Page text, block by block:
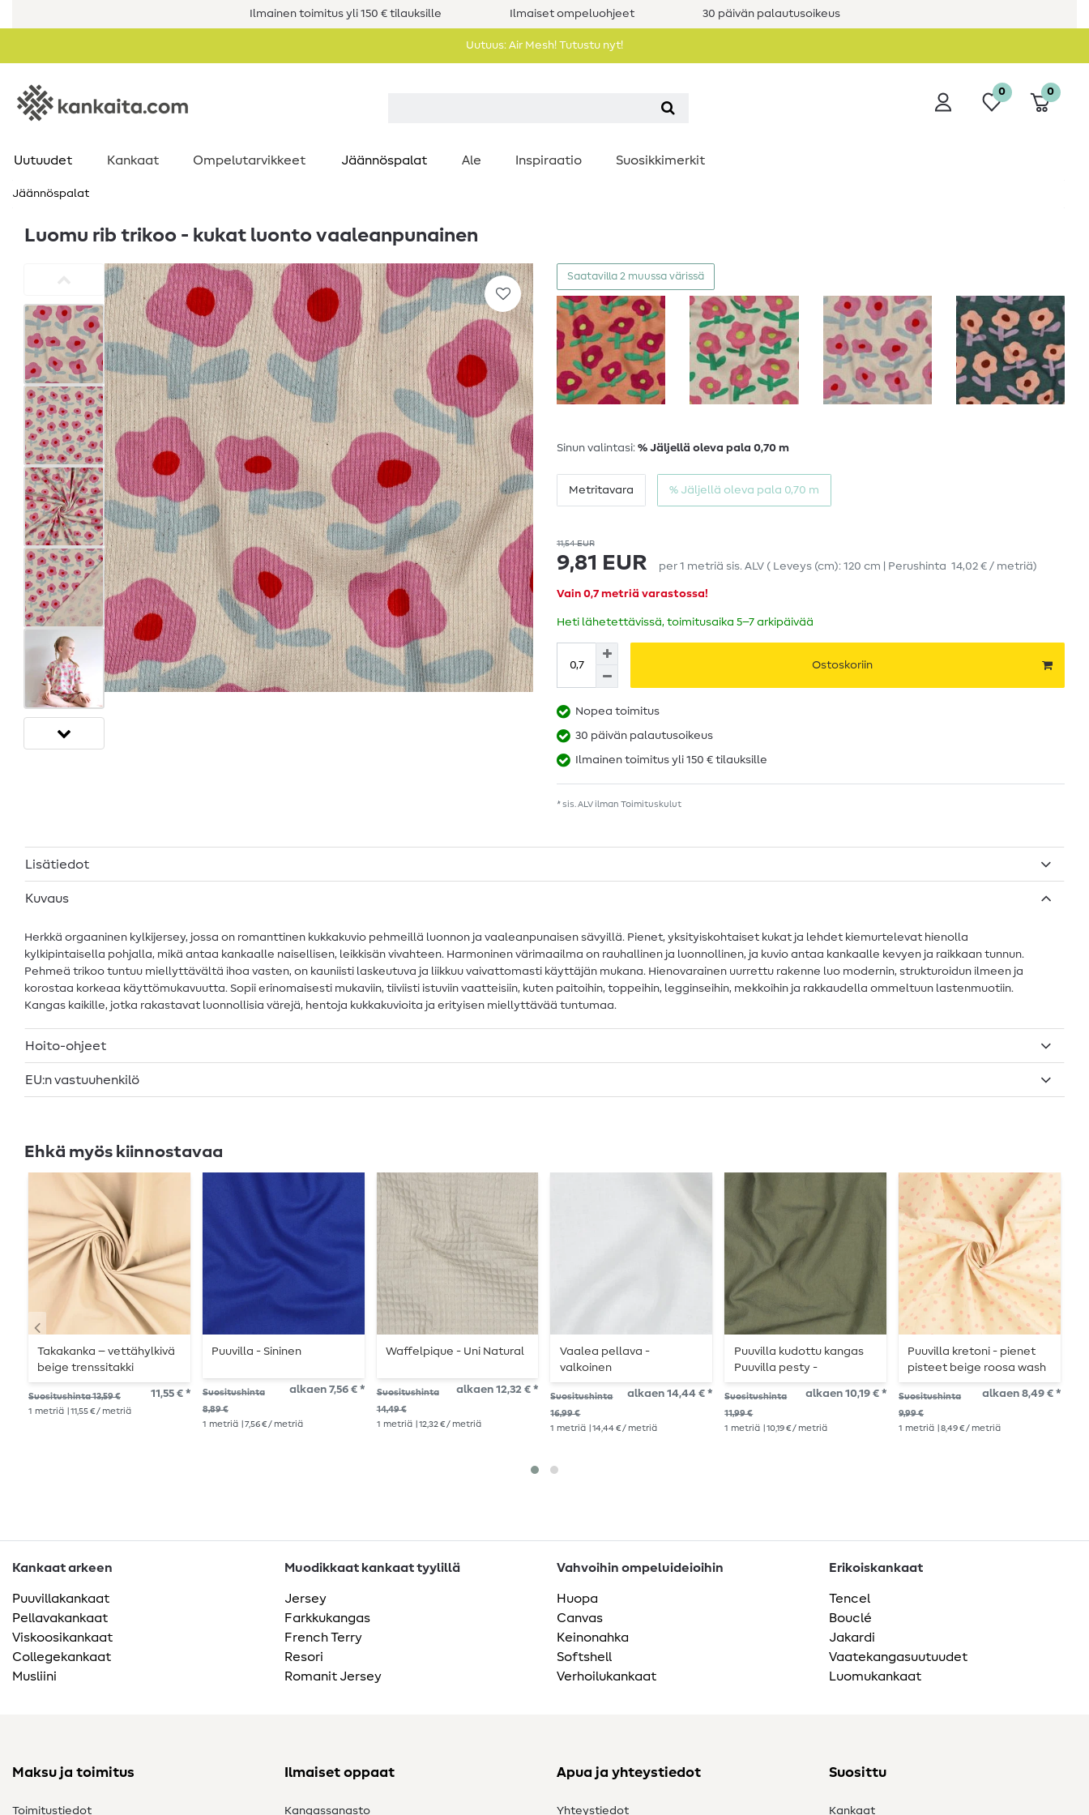
Ilmainen toimitus yli 150 € tilauksille Ilmaiset ompeluohjeet 30 päivän palautusoikeus
Uutuus: Air Mesh! Tutustu nyt!
0 0
Uutuudet Kankaat Ompelutarvikkeet Jäännöspalat Ale Inspiraatio Suosikkimerkit
Jäännöspalat
Luomu rib trikoo - kukat luonto vaaleanpunainen
Saatavilla 2 muussa värissä
Sinun valintasi: % Jäljellä oleva pala 0,70 m
Metritavara % Jäljellä oleva pala 0,70 m
11,54 EUR
9,81 EUR per 1 metriä sis. ALV ( Leveys (cm): 120 cm | Perushinta 14,02 € / metriä)
Vain 0,7 metriä varastossa!
Heti lähetettävissä, toimitusaika 5–7 arkipäivää
Ostoskoriin
Nopea toimitus
30 päivän palautusoikeus
Ilmainen toimitus yli 150 € tilauksille
* sis. ALV ilman Toimituskulut
Lisätiedot
Kuvaus
Herkkä orgaaninen kylkijersey, jossa on romanttinen kukkakuvio pehmeillä luonnon ja vaaleanpunaisen sävyillä. Pienet, yksityiskohtaiset kukat ja lehdet kiemurtelevat hienolla
kylkipintaisella pohjalla, mikä antaa kankaalle naisellisen, leikkisän vivahteen. Harmoninen värimaailma on rauhallinen ja luonnollinen, ja kuvio antaa kankaalle kevyen ja raikkaan tunnun.
Pehmeä trikoo tuntuu miellyttävältä ihoa vasten, on kauniisti laskeutuva ja liikkuu vaivattomasti käyttäjän mukana. Hienovarainen uurrettu rakenne luo modernin, strukturoidun ilmeen ja
korostaa korkeaa käyttömukavuutta. Sopii erinomaisesti mukaviin, tiiviisti istuviin vaatteisiin, kuten paitoihin, toppeihin, legginseihin, mekkoihin ja rakkaudella ommeltuun lastenmuotiin.
Kangas kaikille, jotka rakastavat luonnollisia värejä, hentoja kukkakuvioita ja erityisen miellyttävää tuntumaa.
Hoito-ohjeet
EU:n vastuuhenkilö
Ehkä myös kiinnostavaa
Takakanka – vettähylkivä
beige trenssitakki
Suositushinta 13,59 € 11,55 € *
1 metriä | 11,55 € / metriä
Puuvilla - Sininen
Suositushinta
8,89 €
alkaen 7,56 € *
1 metriä | 7,56 € / metriä
Waffelpique - Uni Natural
Suositushinta
14,49 €
alkaen 12,32 € *
1 metriä | 12,32 € / metriä
Vaalea pellava -
valkoinen
Suositushinta
16,99 €
alkaen 14,44 € *
1 metriä | 14,44 € / metriä
Puuvilla kudottu kangas
Puuvilla pesty -
yksivärinen armeijan
vihreä
Suositushinta
11,99 €
alkaen 10,19 € *
1 metriä | 10,19 € / metriä
Puuvilla kretoni - pienet
pisteet beige roosa wash
Suositushinta
9,99 €
alkaen 8,49 € *
1 metriä | 8,49 € / metriä
Kankaat arkeen
Puuvillakankaat
Pellavakankaat
Viskoosikankaat
Collegekankaat
Musliini
Muodikkaat kankaat tyylillä
Jersey
Farkkukangas
French Terry
Resori
Romanit Jersey
Vahvoihin ompeluideioihin
Huopa
Canvas
Keinonahka
Softshell
Verhoilukankaat
Erikoiskankaat
Tencel
Bouclé
Jakardi
Vaatekangasuutuudet
Luomukankaat
Maksu ja toimitus
Toimitustiedot
Ilmaiset oppaat
Kangassanasto
Apua ja yhteystiedot
Yhteystiedot
Suosittu
Kankaat